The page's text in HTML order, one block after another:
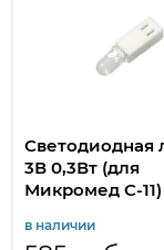
Светодиодная
3В 0,3Вт (для
Микромед С-11)
в наличии